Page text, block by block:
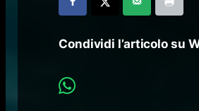
Condividi l’articolo su